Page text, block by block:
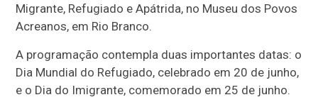
Migrante, Refugiado e Apátrida, no Museu dos Povos
Acreanos, em Rio Branco.
A programação contempla duas importantes datas: o
Dia Mundial do Refugiado, celebrado em 20 de junho,
e o Dia do Imigrante, comemorado em 25 de junho.